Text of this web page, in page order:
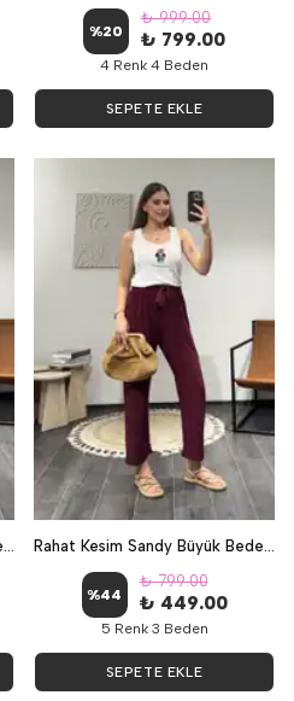
%20
₺ 999.00
₺ 799.00
4 Renk 4 Beden
SEPETE EKLE
Rahat Kesim Sandy Büyük Beden Pantolon - Lacivert Rahat Kesim Sandy Büyük Beden Pantolon - Bordo
%44
₺ 799.00
₺ 449.00
5 Renk 3 Beden
SEPETE EKLE